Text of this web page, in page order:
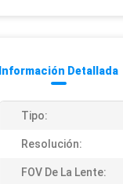
Información Detallada
Tipo:
Resolución:
FOV De La Lente: